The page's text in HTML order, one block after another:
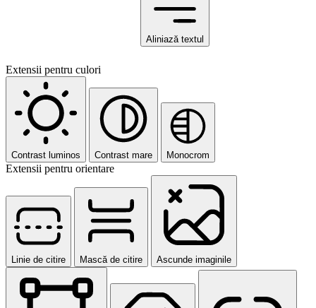
Aliniază textul
Extensii pentru culori
Contrast luminos Contrast mare Monocrom
Extensii pentru orientare
Linie de citire Mască de citire Ascunde imaginile